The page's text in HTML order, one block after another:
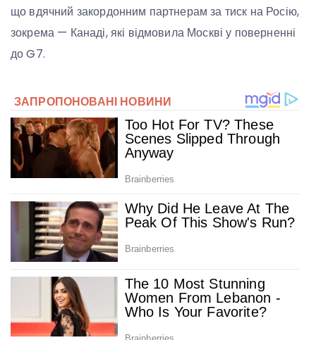
що вдячний закордонним партнерам за тиск на Росію,
зокрема — Канаді, які відмовила Москві у поверненні
до G7.